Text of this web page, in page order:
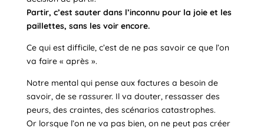
Partir, c’est sauter dans l’inconnu pour la joie et les
paillettes, sans les voir encore.
Ce qui est difficile, c’est de ne pas savoir ce que l’on
va faire « après ».
Notre mental qui pense aux factures a besoin de
savoir, de se rassurer. Il va douter, ressasser des
peurs, des craintes, des scénarios catastrophes.
Or lorsque l’on ne va pas bien, on ne peut pas créer